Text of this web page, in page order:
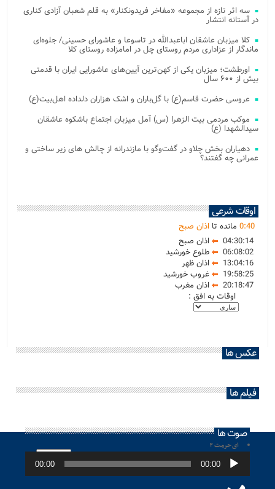
سه اثر تازه از مجموعه «مفاخر فریدونکنار» به قلم شعبان آزادی کناری
در آستانه انتشار
کلا میزبان عاشقان اباعبدالله در تاسوعا و عاشورای حسینی/ جلوه‌ای
ماندگار از عزاداری مردم روستای چل در امامزاده روستای کلا
اورطشت؛ میزبان یکی از کهن‌ترین آیین‌های عاشورایی ایران با قدمتی
بیش از ۶۰۰ سال
عروسی حضرت قاسم(ع) با گل‌باران و اشک هزاران دلداده اهل‌بیت(ع)
موکب مردمی بیت‌ الزهرا (س) آمل میزبان اجتماع باشکوه عاشقان
سیدالشهدا (ع)
دهیاران بخش چلاو در گفت‌وگو با مازندرانه از چالش های زیر ساختی و
عمرانی چه گفتند؟
اوقات شرعی
0:40 مانده تا اذان صبح
04:30:14
اذان صبح
06:08:02
طلوع خورشید
13:04:16
اذان ظهر
19:58:25
غروب خورشید
20:18:47
اذان مغرب
اوقات به افق :
عکس ها
فیلم ها
صوت ها
ای حرمت ۲
پخش‌کننده
صوت 00:00
00:00